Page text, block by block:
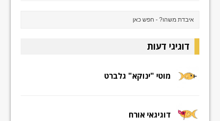
דוגיגי דעות
מוטי "ינוקא" גלברט
דוגיגאי אורח